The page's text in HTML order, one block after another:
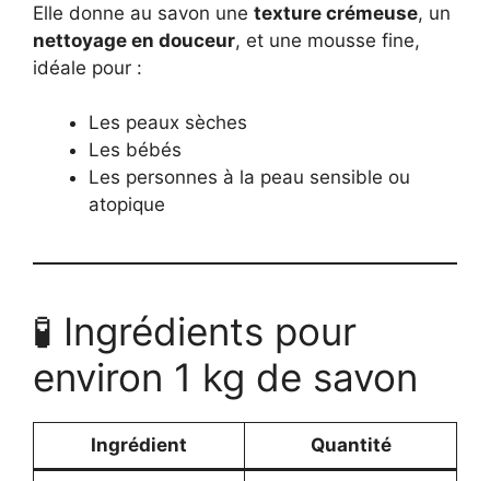
Elle donne au savon une texture crémeuse, un
nettoyage en douceur, et une mousse fine,
idéale pour :
Les peaux sèches
Les bébés
Les personnes à la peau sensible ou
atopique
🧪 Ingrédients pour
environ 1 kg de savon
Ingrédient Quantité